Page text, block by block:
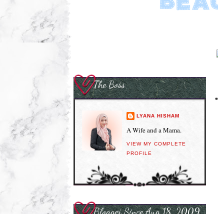
The Boss
LYANA HISHAM
A Wife and a Mama.
VIEW MY COMPLETE
PROFILE
Blogger Since Aug 18, 2009